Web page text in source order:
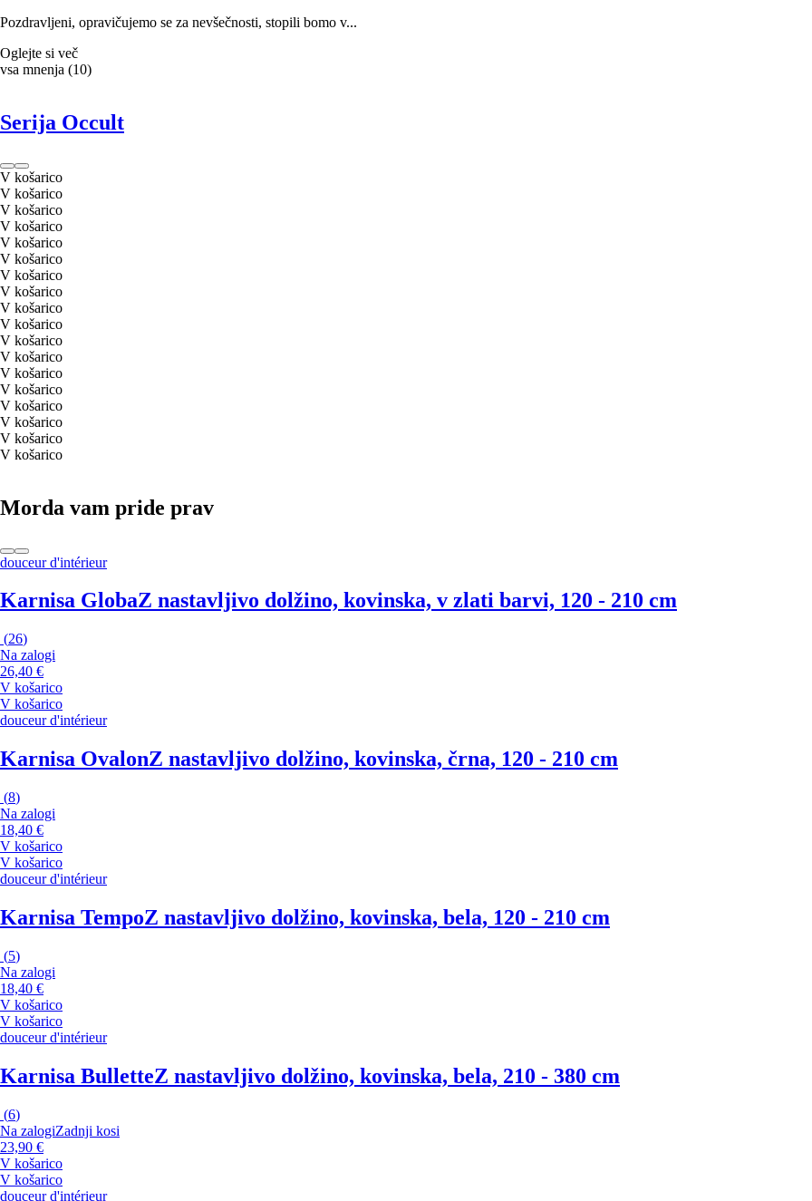
Pozdravljeni, opravičujemo se za nevšečnosti, stopili bomo v...
Oglejte si več
vsa mnenja (10)
Serija Occult
V košarico
V košarico
V košarico
V košarico
V košarico
V košarico
V košarico
V košarico
V košarico
V košarico
V košarico
V košarico
V košarico
V košarico
V košarico
V košarico
V košarico
V košarico
Morda vam pride prav
douceur d'intérieur
Karnisa GlobaZ nastavljivo dolžino, kovinska, v zlati barvi, 120 - 210 cm
(26)
Na zalogi
26,40 €
V košarico
V košarico
douceur d'intérieur
Karnisa OvalonZ nastavljivo dolžino, kovinska, črna, 120 - 210 cm
(8)
Na zalogi
18,40 €
V košarico
V košarico
douceur d'intérieur
Karnisa TempoZ nastavljivo dolžino, kovinska, bela, 120 - 210 cm
(5)
Na zalogi
18,40 €
V košarico
V košarico
douceur d'intérieur
Karnisa BulletteZ nastavljivo dolžino, kovinska, bela, 210 - 380 cm
(6)
Na zalogiZadnji kosi
23,90 €
V košarico
V košarico
douceur d'intérieur